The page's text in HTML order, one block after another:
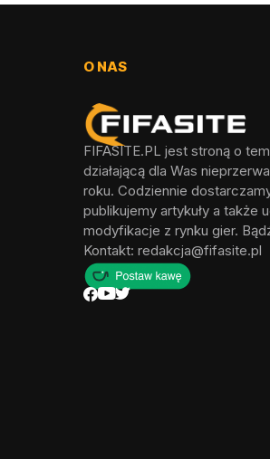
O NAS
FIFASITE.PL jest stroną o
działającą dla Was
roku. Codziennie
publikujemy artykuły a także
modyfikacje z rynku gier.
Kontakt: redakcja@fifasite.pl